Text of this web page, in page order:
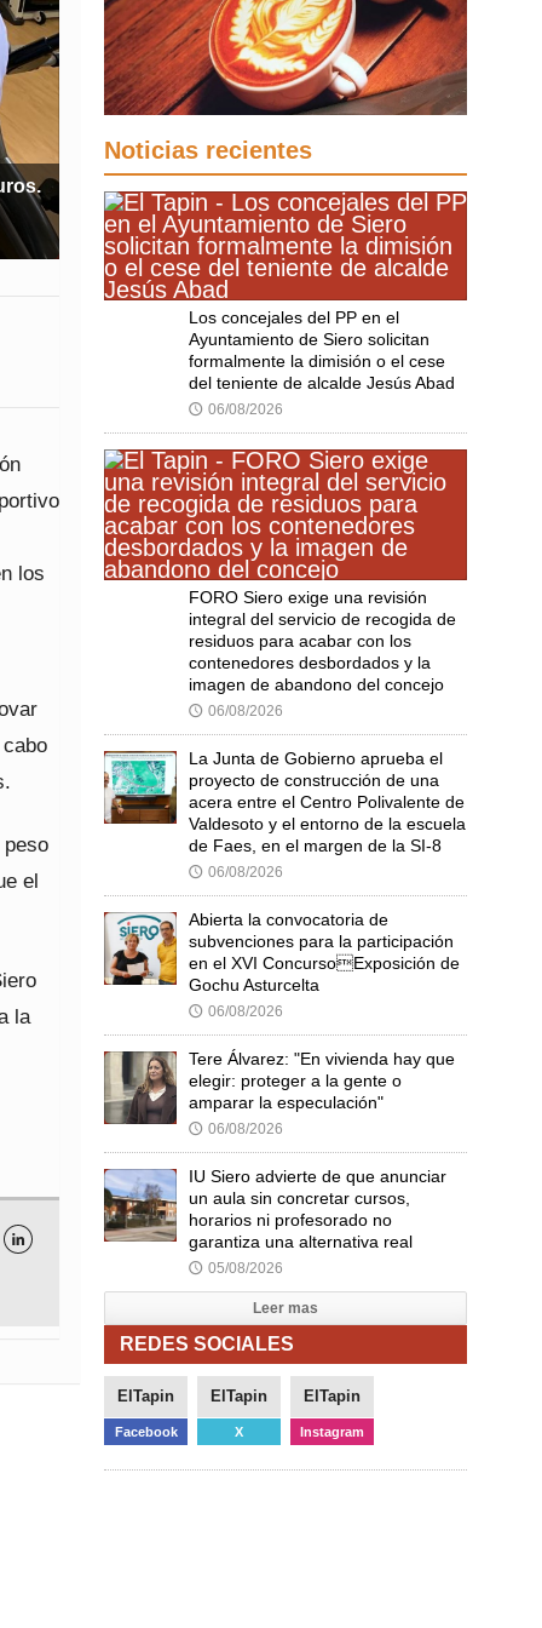
los
el
la

Noticias recientes
Los concejales del PP en el
Ayuntamiento de Siero solicitan
formalmente la dimisión o el cese
del teniente de alcalde Jesús Abad
🕔 06/08/2026
FORO Siero exige una revisión
integral del servicio de recogida de
residuos para acabar con los
contenedores desbordados y la
imagen de abandono del concejo
🕔 06/08/2026
La Junta de Gobierno aprueba el
proyecto de construcción de una
acera entre el Centro Polivalente de
Valdesoto y el entorno de la escuela
de Faes, en el margen de la SI-8
🕔 06/08/2026
Abierta la convocatoria de
subvenciones para la participación
en el XVI ConcursoExposición de
Gochu Asturcelta
🕔 06/08/2026
Tere Álvarez: "En vivienda hay que
elegir: proteger a la gente o
amparar la especulación"
🕔 06/08/2026
IU Siero advierte de que anunciar
un aula sin concretar cursos,
horarios ni profesorado no
garantiza una alternativa real
🕔 05/08/2026
Leer mas
REDES SOCIALES
ElTapin
Facebook
ElTapin
X
ElTapin
Instagram